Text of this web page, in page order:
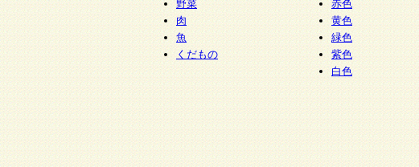
い場合がございますのでご了承ください。
野菜
肉
魚
くだもの
赤色
黄色
緑色
紫色
白色